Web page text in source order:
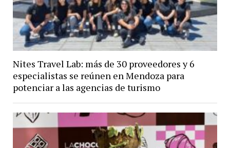
Nites Travel Lab: más de 30 proveedores y 6
especialistas se reúnen en Mendoza para
potenciar a las agencias de turismo